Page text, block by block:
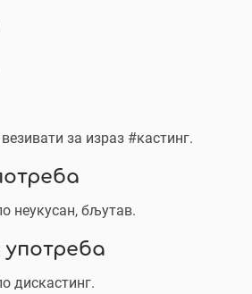
за израз #кастинг.
неукусан, бљутав.
дискастинг.